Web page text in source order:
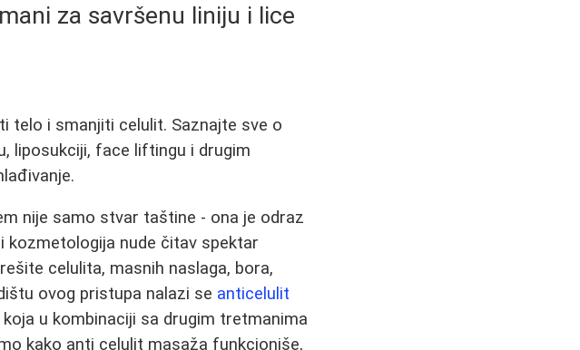
za savršenu liniju i lice
telo i smanjiti celulit. Saznajte sve o
liposukciji, face liftingu i drugim
nije samo stvar taštine - ona je odraz
kozmetologija nude čitav spektar
celulita, masnih naslaga, bora,
ovog pristupa nalazi se anticelulit
u kombinaciji sa drugim tretmanima
kako anti celulit masaža funkcioniše,